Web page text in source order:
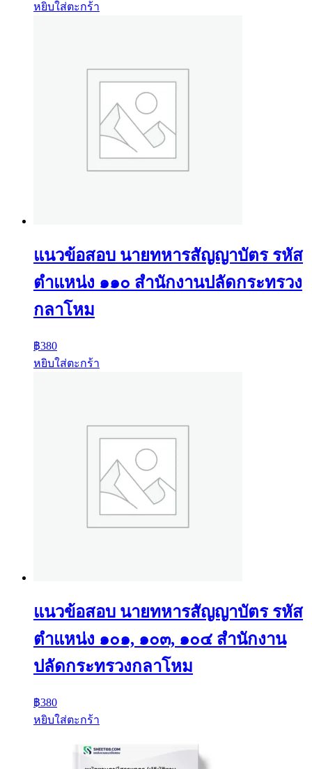
หยิบใส่ตะกร้า
แนวข้อสอบ นายทหารสัญญาบัตร รหัส
ตำแหน่ง ๑๑๐ สำนักงานปลัดกระทรวง
กลาโหม
฿380
หยิบใส่ตะกร้า
แนวข้อสอบ นายทหารสัญญาบัตร รหัส
ตำแหน่ง ๑๐๑, ๑๐๓, ๑๐๔ สำนักงาน
ปลัดกระทรวงกลาโหม
฿380
หยิบใส่ตะกร้า